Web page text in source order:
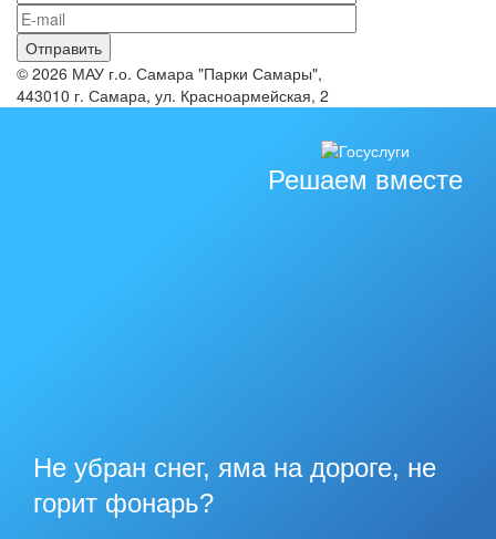
© 2026 МАУ г.о. Самара "Парки Самары",
443010 г. Самара, ул. Красноармейская, 2
Решаем вместе
Не убран снег, яма на дороге, не
горит фонарь?